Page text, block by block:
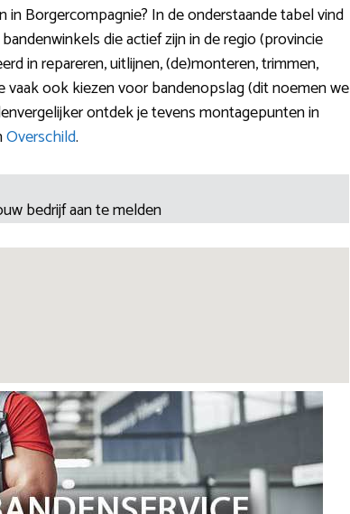
Borgercompagnie? In de onderstaande tabel vind
die actief zijn in de regio (provincie
in repareren, uitlijnen, (de)monteren, trimmen,
vaak ook kiezen voor bandenopslag (dit noemen we
ontdek je tevens montagepunten in
Overschild.
bedrijf aan te melden